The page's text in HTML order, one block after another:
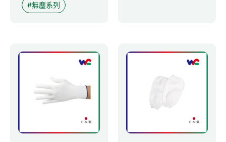
無塵系列